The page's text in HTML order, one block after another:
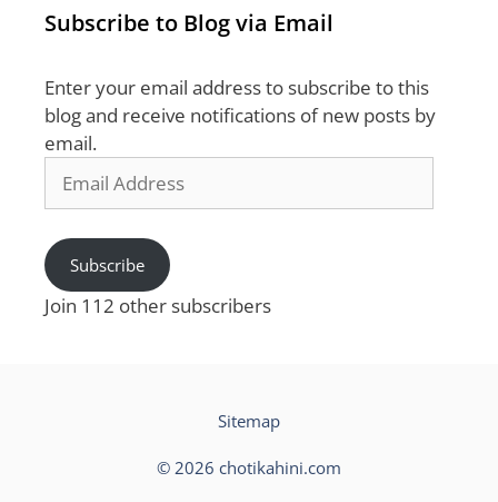
Subscribe to Blog via Email
Enter your email address to subscribe to this
blog and receive notifications of new posts by
email.
Address
Subscribe
Join 112 other subscribers
Sitemap
© 2026 chotikahini.com